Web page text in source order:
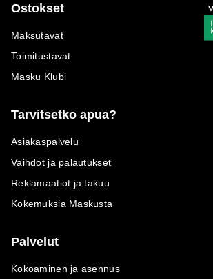
Ostokset
Maksutavat
Toimitustavat
Masku Klubi
Tarvitsetko apua?
Asiakaspalvelu
Vaihdot ja palautukset
Reklamaatiot ja takuu
Kokemuksia Maskusta
Palvelut
Kokoaminen ja asennus